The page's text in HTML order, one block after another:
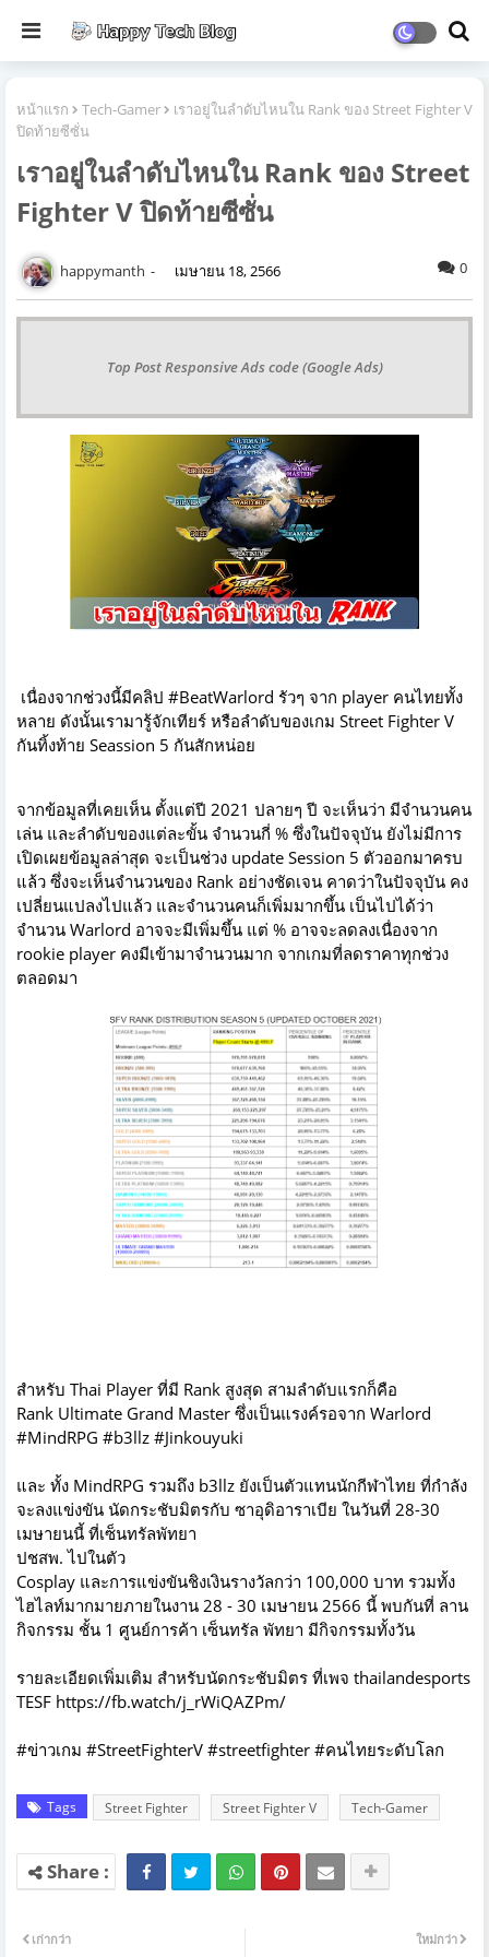
หน้าแรก Tech-Gamer
เราอยู่ในลำดับไหนใน Rank ของ Street Fighter V
ปิดท้ายซีซั่น
เราอยู่ในลำดับไหนใน Rank ของ Street
Fighter V ปิดท้ายซีซั่น
happymanth เมษายน 18, 2566 0
Top Post Responsive Ads code (Google Ads)
เนื่องจากช่วงนี้มีคลิป #BeatWarlord รัวๆ จาก player คนไทยทั้ง
หลาย ดังนั้นเรามารู้จักเทียร์ หรือลำดับของเกม Street Fighter V
กันทิ้งท้าย Seassion 5 กันสักหน่อย
จากข้อมูลที่เคยเห็น ตั้งแต่ปี 2021 ปลายๆ ปี จะเห็นว่า มีจำนวนคน
เล่น และลำดับของแต่ละขั้น จำนวนกี่ % ซึ่งในปัจจุบัน ยังไม่มีการ
เปิดเผยข้อมูลล่าสุด จะเป็นช่วง update Session 5 ตัวออกมาครบ
แล้ว ซึ่งจะเห็นจำนวนของ Rank อย่างชัดเจน คาดว่าในปัจจุบัน คง
เปลี่ยนแปลงไปแล้ว และจำนวนคนก็เพิ่มมากขึ้น เป็นไปได้ว่า
จำนวน Warlord อาจจะมีเพิ่มขึ้น แต่ % อาจจะลดลงเนื่องจาก
rookie player คงมีเข้ามาจำนวนมาก จากเกมที่ลดราคาทุกช่วง
ตลอดมา
สำหรับ Thai Player ที่มี Rank สูงสุด สามลำดับแรกก็คือ
Rank Ultimate Grand Master ซึ่งเป็นแรงค์รอจาก Warlord
#MindRPG #b3llz #Jinkouyuki
และ ทั้ง MindRPG รวมถึง b3llz ยังเป็นตัวแทนนักกีฬาไทย ที่กำลัง
จะลงแข่งขัน นัดกระชับมิตรกับ ซาอุดิอาราเบีย ในวันที่ 28-30
เมษายนนี้ ที่เซ็นทรัลพัทยา
ปชสพ. ไปในตัว
Cosplay และการแข่งขันชิงเงินรางวัลกว่า 100,000 บาท รวมทั้ง
ไฮไลท์มากมายภายในงาน 28 - 30 เมษายน 2566 นี้ พบกันที่ ลาน
กิจกรรม ชั้น 1 ศูนย์การค้า เซ็นทรัล พัทยา มีกิจกรรมทั้งวัน
รายละเอียดเพิ่มเติม สำหรับนัดกระชับมิตร ที่เพจ thailandesports
TESF https://fb.watch/j_rWiQAZPm/
#ข่าวเกม #StreetFighterV #streetfighter #คนไทยระดับโลก
Tags Street Fighter Street Fighter V Tech-Gamer
ใหม่กว่า
เก่ากว่า